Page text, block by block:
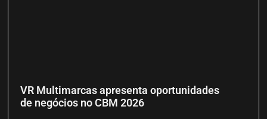
VR Multimarcas apresenta oportunidades
de negócios no CBM 2026